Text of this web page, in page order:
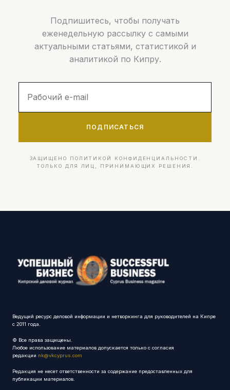
Подпишитесь, чтобы получать
еженедельную рассылку с самыми
актуальными статьями, статистикой и
аналитикой по Кипру.
ПОДПИСАТЬСЯ
ЗАЩИЩЕНО ПОЛИТИКОЙ КОНФИДЕНЦИАЛЬНОСТИ.
ТОЛЬКО ДЛЯ ЛИЦ, ПРИНИМАЮЩИХ РЕШЕНИЯ.
Ведущий ресурс деловой информации и нетворкинга для руководителей на Кипре
с 2011 года.
© Все права защищены.
Любое использование материалов допускается только с согласия
редакции nk@vkcyprus.com
Редакция не несет ответственности за содержание предоставленных для
публикации материалов.